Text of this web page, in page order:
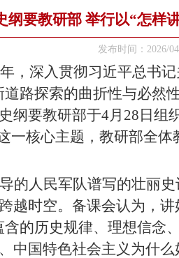
纲要教研部 举行以“怎样
发布时间：2026/
，深入贯彻习近平总书记
道路探索的曲折性与必然
纲要教研部于4月28日
一核心主题，教研部全体
的人民军队谱写的壮丽
越时空。备课会认为，讲
的历史规律、理想信念
中国特色社会主义为什么